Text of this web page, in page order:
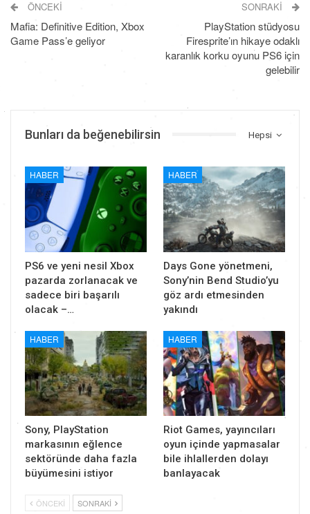
ÖNCEKI
Mafia: Definitive Edition, Xbox
Game Pass’e geliyor
SONRAKI
PlayStation stüdyosu
Firesprite’ın hikaye odaklı
karanlık korku oyunu PS6 için
gelebilir
Hepsi
Bunları da beğenebilirsin
HABER
PS6 ve yeni nesil Xbox
pazarda zorlanacak ve
sadece biri başarılı
olacak –…
HABER
Days Gone yönetmeni,
Sony’nin Bend Studio’yu
göz ardı etmesinden
yakındı
HABER
Sony, PlayStation
markasının eğlence
sektöründe daha fazla
büyümesini istiyor
HABER
Riot Games, yayıncıları
oyun içinde yapmasalar
bile ihlallerden dolayı
banlayacak
ÖNCEKI SONRAKI